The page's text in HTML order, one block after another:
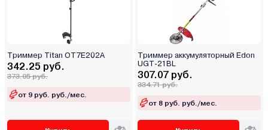
Триммер Titan OT7E202A
342.25 руб.
373.05 руб.
от 9 руб. руб./мес.
Триммер аккумуляторный Edon
UGT-21BL
307.07 руб.
334.71 руб.
от 8 руб. руб./мес.